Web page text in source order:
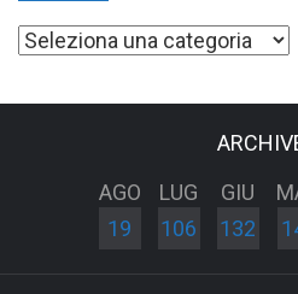
Categorie
AGO
19
LUG
106
GIU
132